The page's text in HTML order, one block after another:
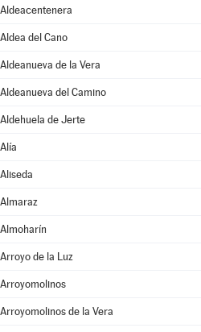
Aldeacentenera
Aldea del Cano
Aldeanueva de la Vera
Aldeanueva del Camino
Aldehuela de Jerte
Alía
Aliseda
Almaraz
Almoharín
Arroyo de la Luz
Arroyomolinos
Arroyomolinos de la Vera